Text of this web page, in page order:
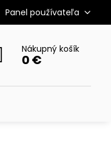
Panel používateľa
Nákupný košík
0 €